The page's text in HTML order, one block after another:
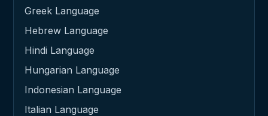
Greek Language
Hebrew Language
Hindi Language
Hungarian Language
Indonesian Language
Italian Language